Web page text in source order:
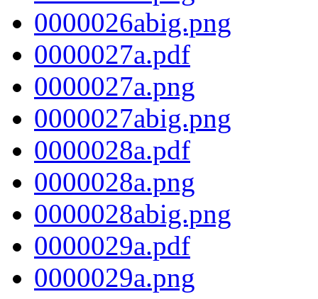
0000026abig.png
0000027a.pdf
0000027a.png
0000027abig.png
0000028a.pdf
0000028a.png
0000028abig.png
0000029a.pdf
0000029a.png